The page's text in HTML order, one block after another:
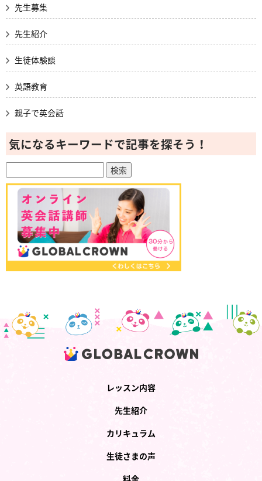
先生募集
先生紹介
生徒体験談
英語教育
親子で英会話
気になるキーワードで記事を探そう！
レッスン内容
先生紹介
カリキュラム
生徒さまの声